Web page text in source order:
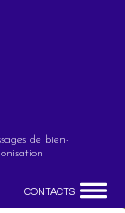
de bien-
CONTACTS